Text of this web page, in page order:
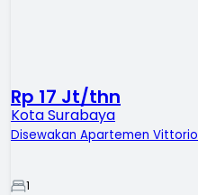
Rp 17 Jt/thn
Kota Surabaya
Disewakan Apartemen Vittorio
1